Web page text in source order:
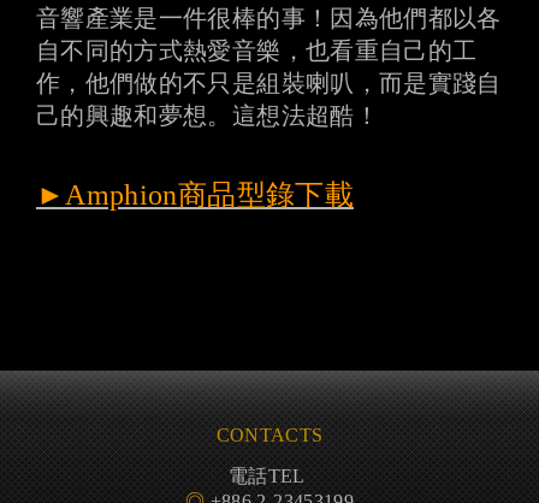
音響產業是一件很棒的事！因為他們都以各
自不同的方式熱愛音樂，也看重自己的工
作，他們做的不只是組裝喇叭，而是實踐自
己的興趣和夢想。這想法超酷！
►Amphion商品型錄下載
CONTACTS
電話TEL